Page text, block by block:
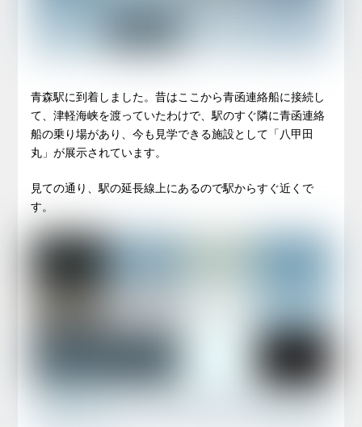
青森駅に到着しました。昔はここから青函連絡船に接続し
て、津軽海峡を渡っていたわけで、駅のすぐ隣に青函連絡
船の乗り場があり、今も見学できる施設として「八甲田
丸」が展示されています。
見ての通り、駅の延長線上にあるので駅からすぐ近くで
す。